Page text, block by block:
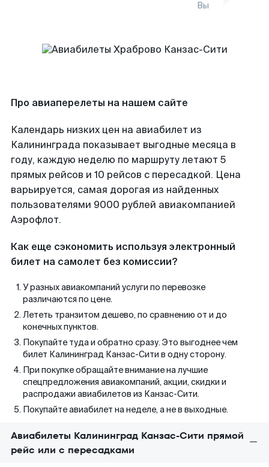
Вы
Про авиаперелеты на нашем сайте
Календарь низких цен на авиабилет из
Калининграда показывает выгодные месяца в
году, каждую неделю по маршруту летают 5
прямых рейсов и 10 рейсов с пересадкой. Цена
варьируется, самая дорогая из найденных
пользователями 9000 рублей авиакомпанией
Аэрофлот.
Как еще сэкономить используя электронный
билет на самолет без комиссии?
У разных авиакомпаний услуги по перевозке
различаются по цене.
Лететь транзитом дешево, по сравнению от и до
конечных пунктов.
Покупайте туда и обратно сразу. Это выгоднее чем
билет Калининград Канзас-Сити в одну сторону.
При покупке обращайте внимание на лучшие
спецпредложения авиакомпаний, акции, скидки и
распродажи авиабилетов из Канзас-Сити.
Покупайте авиабилет на неделе, а не в выходные.
Авиабилеты Калининград Канзас-Сити прямой
рейс или с пересадками